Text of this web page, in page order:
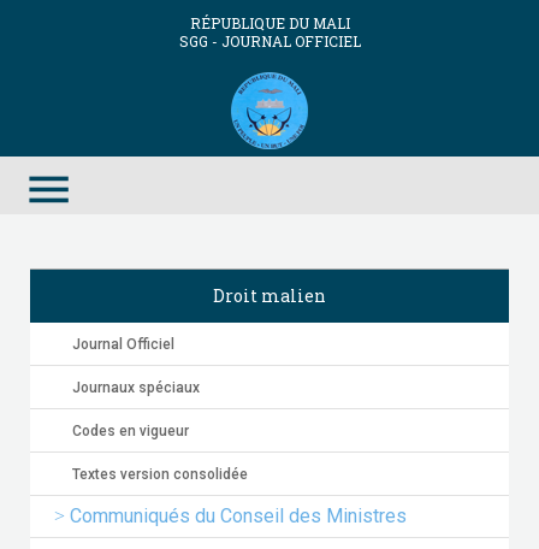
RÉPUBLIQUE DU MALI
SGG - JOURNAL OFFICIEL
menu
Droit malien
Journal Officiel
Journaux spéciaux
Codes en vigueur
Textes version consolidée
Communiqués du Conseil des Ministres